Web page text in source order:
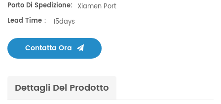
Porto Di Spedizione: Xiamen Port
Lead Time：
15days
Contatta Ora
Dettagli Del Prodotto